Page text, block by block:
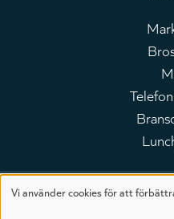
Vi använder cookies för att